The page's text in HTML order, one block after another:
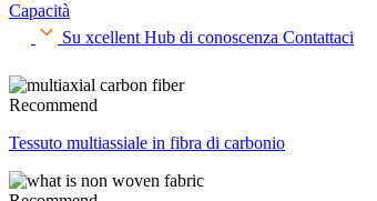
Capacità
Su xcellent Hub di conoscenza Contattaci
Recommend
Tessuto multiassiale in fibra di carbonio